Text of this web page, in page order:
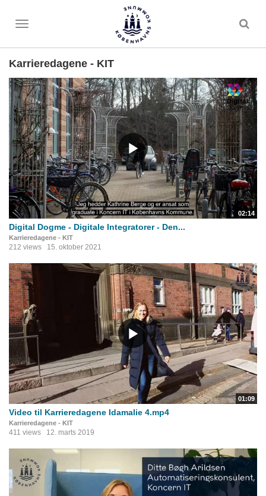
Toggle
Karrieredagene - KIT
02:14
Digital Dogme - Digitale Integratorer - Den...
Karrieredagene - KIT
212 views 15. oktober 2021
01:09
Video til Karrieredagene Idamalie 4.mp4
Karrieredagene - KIT
411 views 12. marts 2019